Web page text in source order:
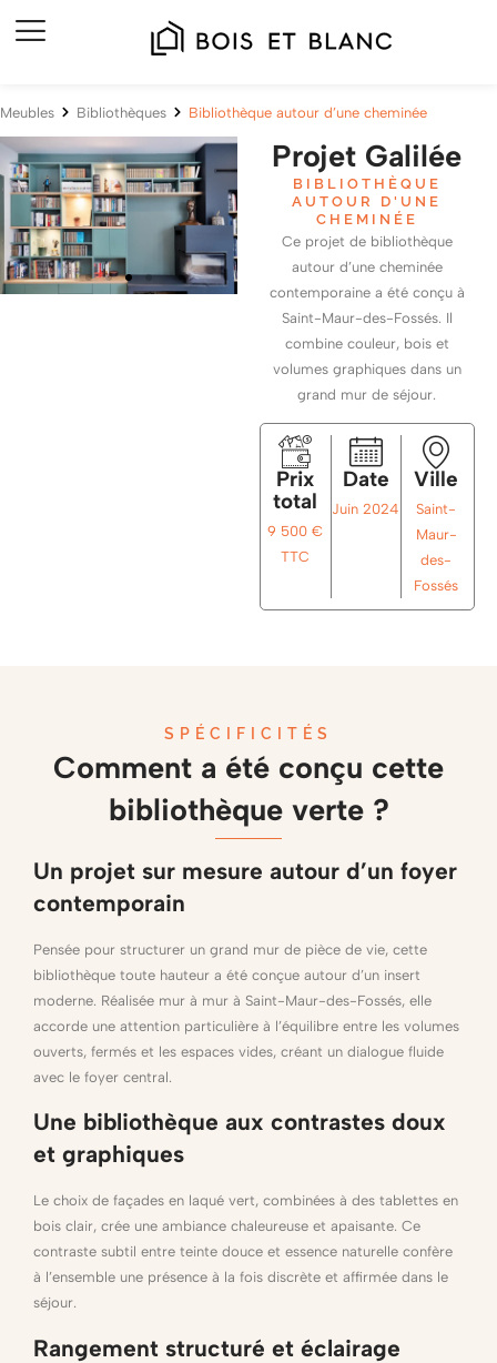
Meubles Bibliothèques Bibliothèque autour d’une cheminée
Projet Galilée
BIBLIOTHÈQUE
AUTOUR D'UNE
CHEMINÉE
Ce projet de bibliothèque
autour d’une cheminée
contemporaine a été conçu à
Saint-Maur-des-Fossés. Il
combine couleur, boiset
volumes graphiques dans un
grand mur de séjour.
Prix
total
9 500 €
TTC
Date
Juin 2024
Ville
Saint-
Maur-
des-
Fossés
SPÉCIFICITÉS
Comment a été conçu cette
bibliothèque verte ?
Un projet sur mesure autour d’un foyer
contemporain
Pensée pour structurer un grand mur de pièce de vie, cette
bibliothèque toute hauteur a été conçue autour d’un insert
moderne. Réalisée mur à mur à Saint-Maur-des-Fossés, elle
accorde une attention particulière à l’équilibre entre les volumes
ouverts, fermés et les espaces vides, créant un dialogue fluide
avec le foyer central.
Une bibliothèque aux contrastes doux
et graphiques
Le choix de façades en laqué vert, combinées à des tablettes en
bois clair, crée une ambiance chaleureuse et apaisante. Ce
contraste subtil entre teinte douce et essence naturelle confère
à l’ensemble une présence à la fois discrète et affirmée dans le
séjour.
Rangement structuré et éclairage